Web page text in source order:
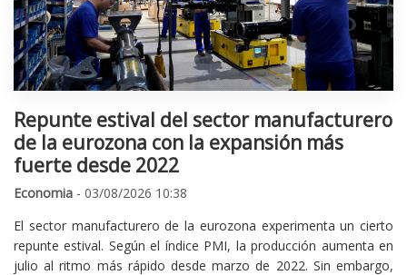
Repunte estival del sector manufacturero
de la eurozona con la expansión más
fuerte desde 2022
Economia - 03/08/2026 10:38
El sector manufacturero de la eurozona experimenta un cierto
repunte estival. Según el índice PMI, la producción aumenta en
julio al ritmo más rápido desde marzo de 2022. Sin embargo,